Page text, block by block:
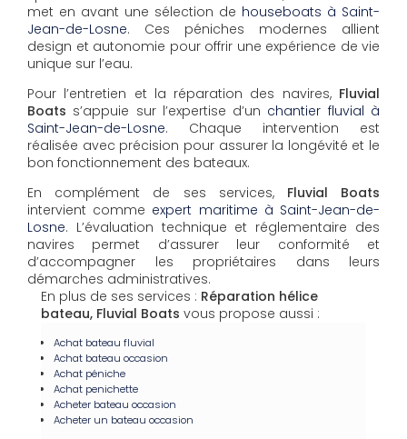
met en avant une sélection de houseboats à Saint-
Jean-de-Losne. Ces péniches modernes allient
design et autonomie pour offrir une expérience de vie
unique sur l’eau.
Pour l’entretien et la réparation des navires, Fluvial
Boats s’appuie sur l’expertise d’un chantier fluvial à
Saint-Jean-de-Losne. Chaque intervention est
réalisée avec précision pour assurer la longévité et le
bon fonctionnement des bateaux.
En complément de ses services, Fluvial Boats
intervient comme expert maritime à Saint-Jean-de-
Losne. L’évaluation technique et réglementaire des
navires permet d’assurer leur conformité et
d’accompagner les propriétaires dans leurs
démarches administratives.
En plus de ses services : Réparation hélice
bateau, Fluvial Boats vous propose aussi :
Achat bateau fluvial
Achat bateau occasion
Achat péniche
Achat penichette
Acheter bateau occasion
Acheter un bateau occasion